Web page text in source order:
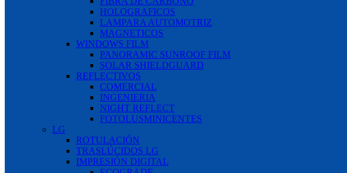
HOLOGRAFICOS
LAMPARA AUTOMOTRIZ
MAGNETICOS
WINDOWS FILM
PANORAMIC SUNROOF FILM
SOLAR SHIELDGUARD
REFLECTIVOS
COMERCIAL
INGENIERIA
NIGHT REFLECT
FOTOLUSMINICENTES
LG
ROTULACIÓN
TRASLÚCIDOS LG
IMPRESIÓN DIGITAL